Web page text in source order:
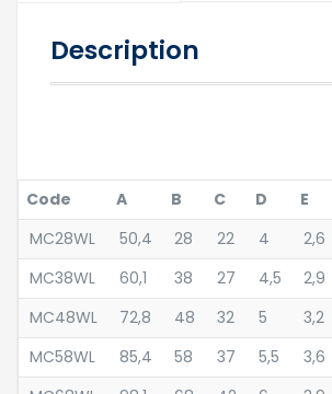
Description
Code A B C D E
MC28WL
50,4 28 22 4 2,6
MC38WL
60,1 38 27 4,5 2,9
MC48WL
72,8 48 32 5 3,2
MC58WL
85,4 58 37 5,5 3,6